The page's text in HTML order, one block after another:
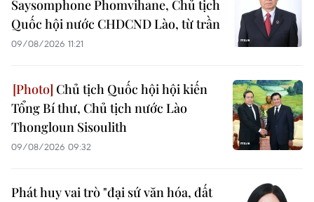
Saysomphone Phomvihane, Chủ tịch
Quốc hội nước CHDCND Lào, từ trần
09/08/2026 11:21
Chủ tịch Quốc hội hội kiến
Tổng Bí thư, Chủ tịch nước Lào
Thongloun Sisoulith
09/08/2026 09:32
Phát huy vai trò "đại sứ văn hóa, đất